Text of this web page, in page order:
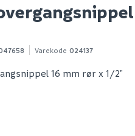
Varekode 024137
16 mm rør x 1/2"